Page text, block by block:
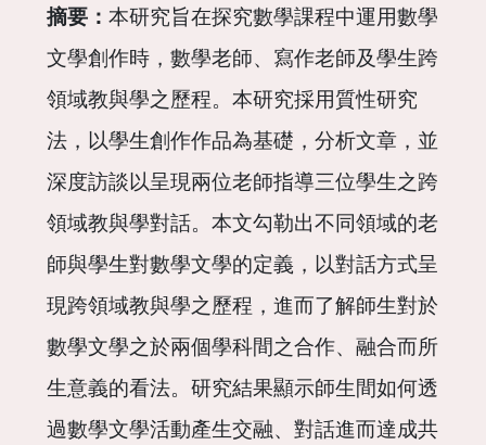
摘要： 本研究旨在探究數學課程中運用數學
文學創作時，數學老師、寫作老師及學生跨
領域教與學之歷程。本研究採用質性研究
法，以學生創作作品為基礎，分析文章，並
深度訪談以呈現兩位老師指導三位學生之跨
領域教與學對話。本文勾勒出不同領域的老
師與學生對數學文學的定義，以對話方式呈
現跨領域教與學之歷程，進而了解師生對於
數學文學之於兩個學科間之合作、融合而所
生意義的看法。研究結果顯示師生間如何透
過數學文學活動產生交融、對話進而達成共